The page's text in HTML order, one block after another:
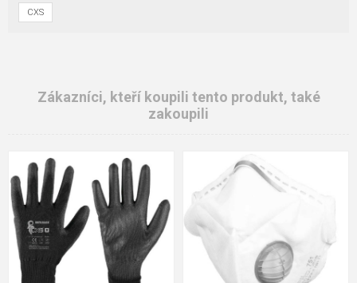
CXS
Zákazníci, kteří koupili tento produkt, také
zakoupili